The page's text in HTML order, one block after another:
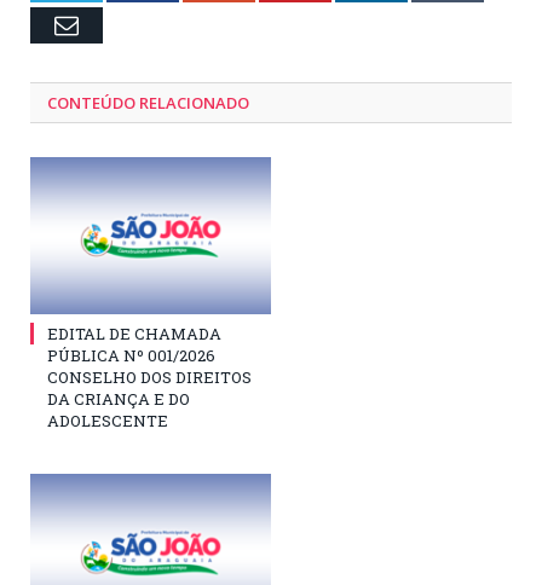
Email
CONTEÚDO RELACIONADO
EDITAL DE CHAMADA
PÚBLICA Nº 001/2026
CONSELHO DOS DIREITOS
DA CRIANÇA E DO
ADOLESCENTE